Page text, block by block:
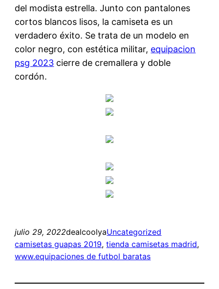
del modista estrella. Junto con pantalones
cortos blancos lisos, la camiseta es un
verdadero éxito. Se trata de un modelo en
color negro, con estética militar, equipacion
psg 2023 cierre de cremallera y doble
cordón.
julio 29, 2022dealcoolyaUncategorized
camisetas guapas 2019, tienda camisetas madrid
www.equipaciones de futbol baratas